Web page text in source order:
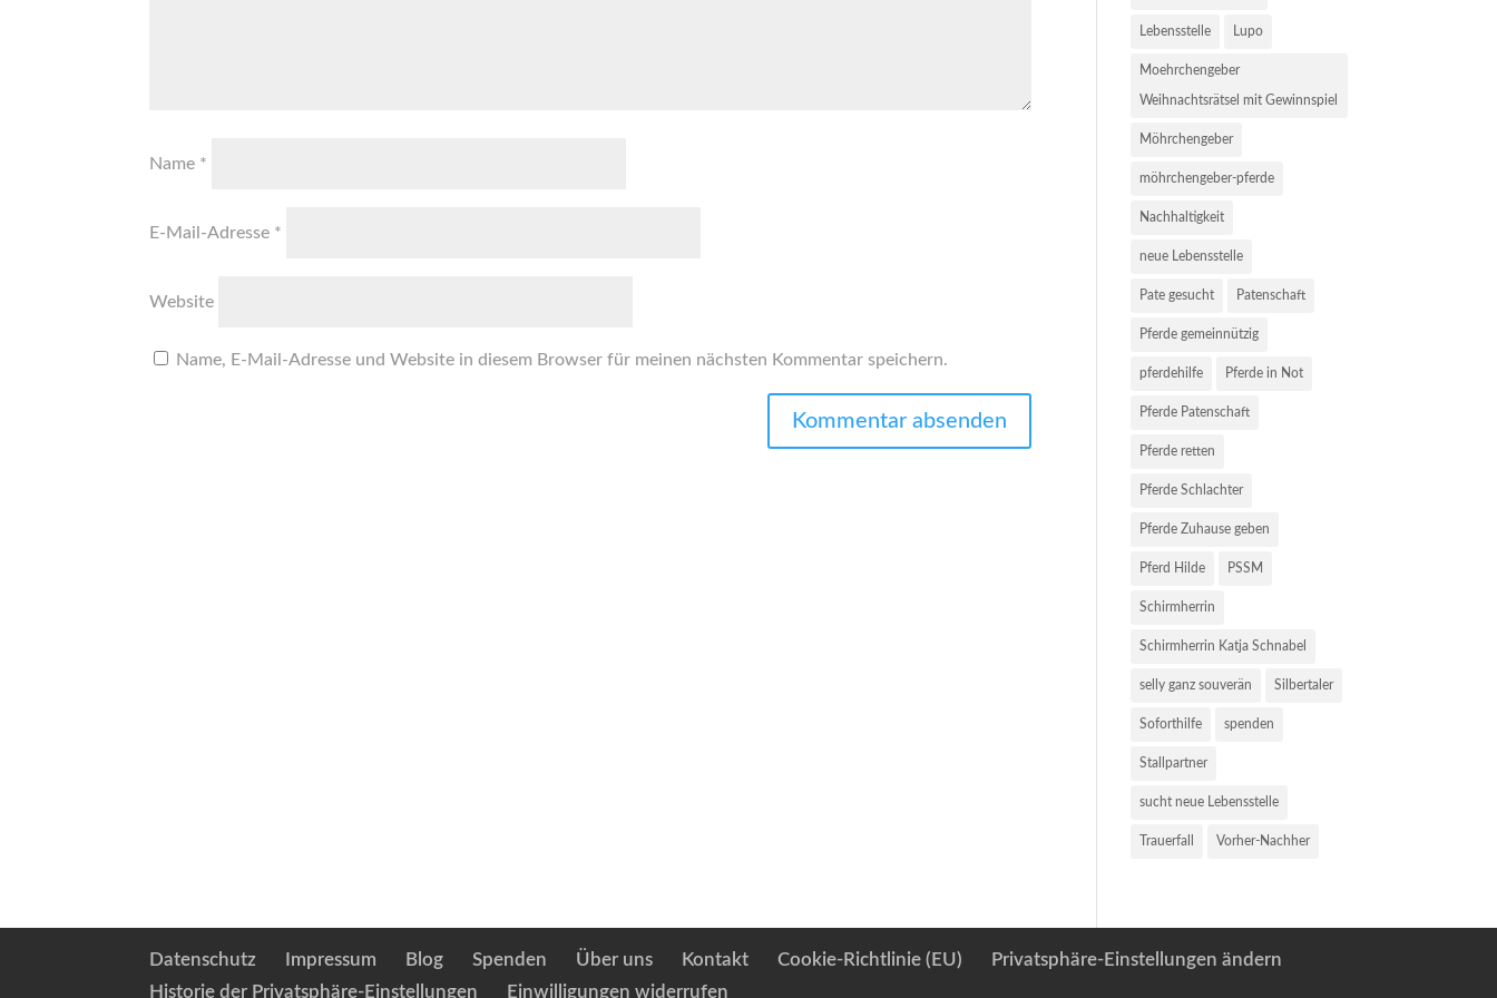
Name *
E-Mail-Adresse *
Website
Name, E-Mail-Adresse und Website in diesem Browser für meinen nächsten Kommentar speichern.
Lebensstelle Lupo
Moehrchengeber
Weihnachtsrätsel mit Gewinnspiel
Möhrchengeber
möhrchengeber-pferde
Nachhaltigkeit
neue Lebensstelle
Pate gesucht Patenschaft
Pferde gemeinnützig
pferdehilfe Pferde in Not
Pferde Patenschaft
Pferde retten
Pferde Schlachter
Pferde Zuhause geben
Pferd Hilde PSSM
Schirmherrin
Schirmherrin Katja Schnabel
selly ganz souverän Silbertaler
Soforthilfe spenden
Stallpartner
sucht neue Lebensstelle
Trauerfall Vorher-Nachher
Datenschutz Impressum Blog Spenden Über uns Kontakt Cookie-Richtlinie (EU)
Privatsphäre-Einstellungen ändern
Historie der Privatsphäre-Einstellungen
Einwilligungen widerrufen